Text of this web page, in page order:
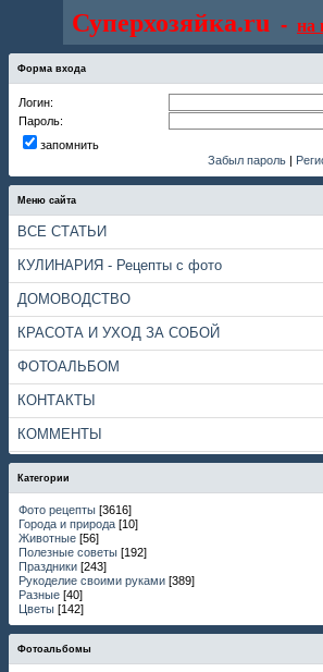
Суперхозяйка.ru - на
Форма входа
Логин:
Пароль:
запомнить
Забыл пароль |
Меню сайта
ВСЕ СТАТЬИ
КУЛИНАРИЯ - Рецепты с фото
ДОМОВОДСТВО
КРАСОТА И УХОД ЗА СОБОЙ
ФОТОАЛЬБОМ
КОНТАКТЫ
КОММЕНТЫ
Категории
Фото рецепты [3616]
Города и природа [10]
Животные [56]
Полезные советы [192]
Праздники [243]
Рукоделие своими руками [389]
Разные [40]
Цветы [142]
Фотоальбомы